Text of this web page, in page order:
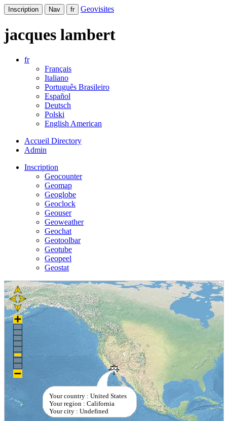
Inscription Nav fr Geovisites
jacques lambert
fr
Français
Italiano
Português Brasileiro
Español
Deutsch
Polski
English American
Accueil Directory
Admin
Inscription
Geocounter
Geomap
Geoglobe
Geoclock
Geouser
Geoweather
Geochat
Geotoolbar
Geotube
Geopeel
Geostat
Your country : United States
Your region : California
Your city : Undefined